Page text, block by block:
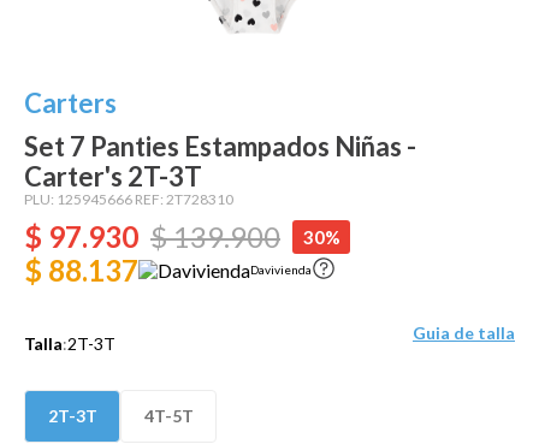
Carters
Set 7 Panties Estampados Niñas -
Carter's 2T-3T
PLU: 125945666 REF: 2T728310
$ 97.930 $139.900 30%
$ 88.137 Davivienda
Talla:2T-3T
Guia de talla
2T-3T 4T-5T